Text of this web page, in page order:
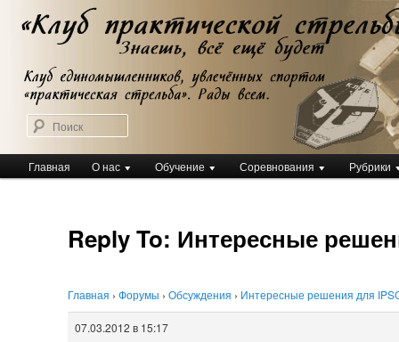
Перейти
основному
содержимому
Клуб практической стрельбы
Клуб практической стрельбы
Главное
меню
Главная О нас Обучение Соревнования Рубрики
Reply To: Интересные
Главная › Форумы › Обсуждения › Интересные решения для
07.03.2012 в 15:17